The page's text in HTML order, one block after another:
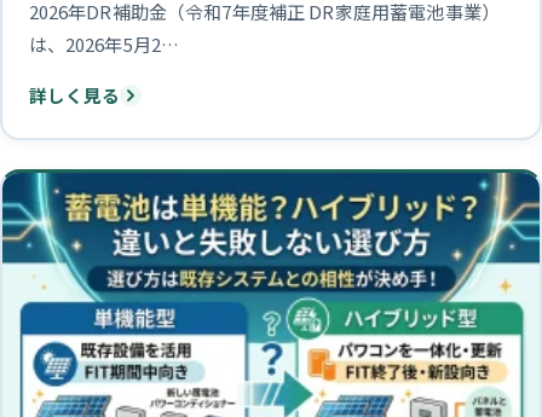
2026年DR補助金（令和7年度補正 DR家庭用蓄電池事業）
は、2026年5月2…
詳しく見る